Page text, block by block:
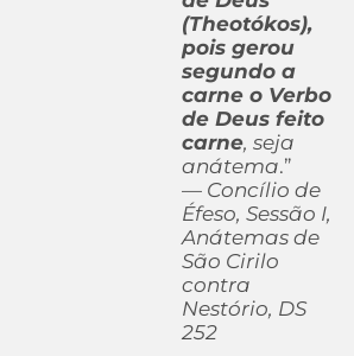
(Theotókos),
pois gerou
segundo a
carne o Verbo
de Deus feito
carne, seja
anátema.”
— Concílio de
Éfeso, Sessão I,
Anátemas de
São Cirilo
contra
Nestório, DS
252